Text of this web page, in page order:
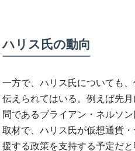
ハリス氏の動向
一方で、ハリス氏についても
伝えられてはいる。例えば先
問であるブライアン・ネルソ
取材で、ハリス氏が仮想通貨
援する政策を支持する予定だと